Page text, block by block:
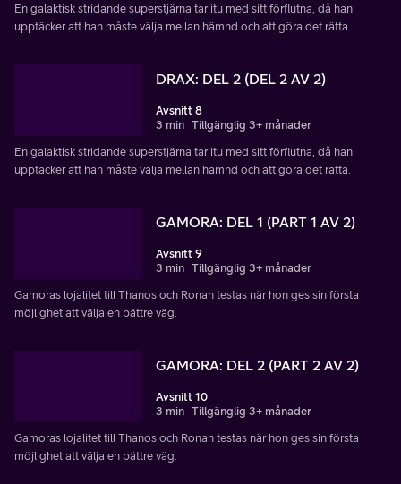
En galaktisk stridande superstjärna tar itu med sitt förflutna, då han
upptäcker att han måste välja mellan hämnd och att göra det rätta.
DRAX: DEL 2 (DEL 2 AV 2)
Avsnitt 8
3 min Tillgänglig 3+ månader
En galaktisk stridande superstjärna tar itu med sitt förflutna, då han
upptäcker att han måste välja mellan hämnd och att göra det rätta.
GAMORA: DEL 1 (PART 1 AV 2)
Avsnitt 9
3 min Tillgänglig 3+ månader
Gamoras lojalitet till Thanos och Ronan testas när hon ges sin första
möjlighet att välja en bättre väg.
GAMORA: DEL 2 (PART 2 AV 2)
Avsnitt 10
3 min Tillgänglig 3+ månader
Gamoras lojalitet till Thanos och Ronan testas när hon ges sin första
möjlighet att välja en bättre väg.